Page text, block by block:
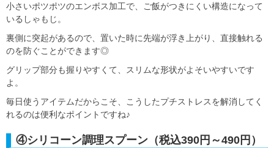
小さいポツポツのエンボス加工で、ご飯がつきにくい構造になって
いるしゃもじ。
裏側に突起があるので、置いた時に先端が浮き上がり、直接触れる
のを防ぐことができます◎
グリップ部分も握りやすくて、スリムな形状がよそいやすいです
よ。
毎日使うアイテムだからこそ、こうしたプチストレスを解消してく
れるのは便利なポイントですね♪
④シリコーン調理スプーン（税込390円～490円）